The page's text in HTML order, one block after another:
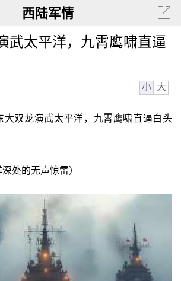
西陆军情
武太平洋，九霄鹰啸直逼
小 大
大双龙演武太平洋，九霄鹰啸直逼白头
深处的无声惊雷）